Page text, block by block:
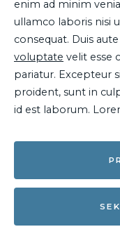
enim ad minim
ullamco laboris nisi
consequat. Duis
voluptate velit esse
pariatur. Excepteur
proident, sunt in
id est laborum.